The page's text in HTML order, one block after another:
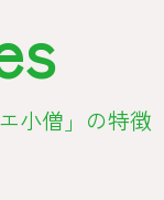
小僧」の特徴